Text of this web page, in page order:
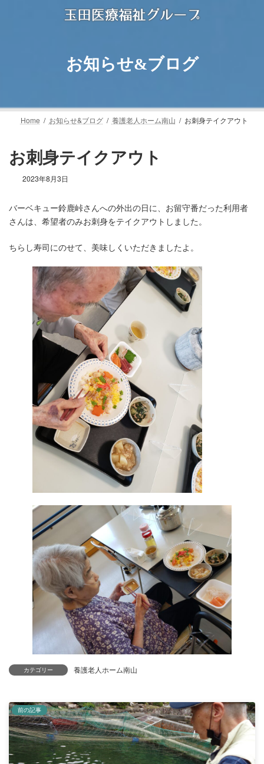
ッ
移
お知らせ&ブログ
Home お知らせ&ブログ 養護老人ホーム南山 お刺身テイクアウト
お刺身テイクアウト
2023年8月3日
バーベキュー鈴鹿峠さんへの外出の日に、お留守番だった利用者
さんは、希望者のみお刺身をテイクアウトしました。
ちらし寿司にのせて、美味しくいただきましたよ。
カテゴリー 養護老人ホーム南山
前の記事